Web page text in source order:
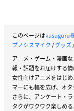
このページはkusuguru
プノシスマイク/グッズ/
アニメ・ゲーム・漫画
報・話題をお届けする情
女性向けアニメをはじ
マーにも幅を広げ、オ
さらに、アンケート・
タクがワクワク楽しめ